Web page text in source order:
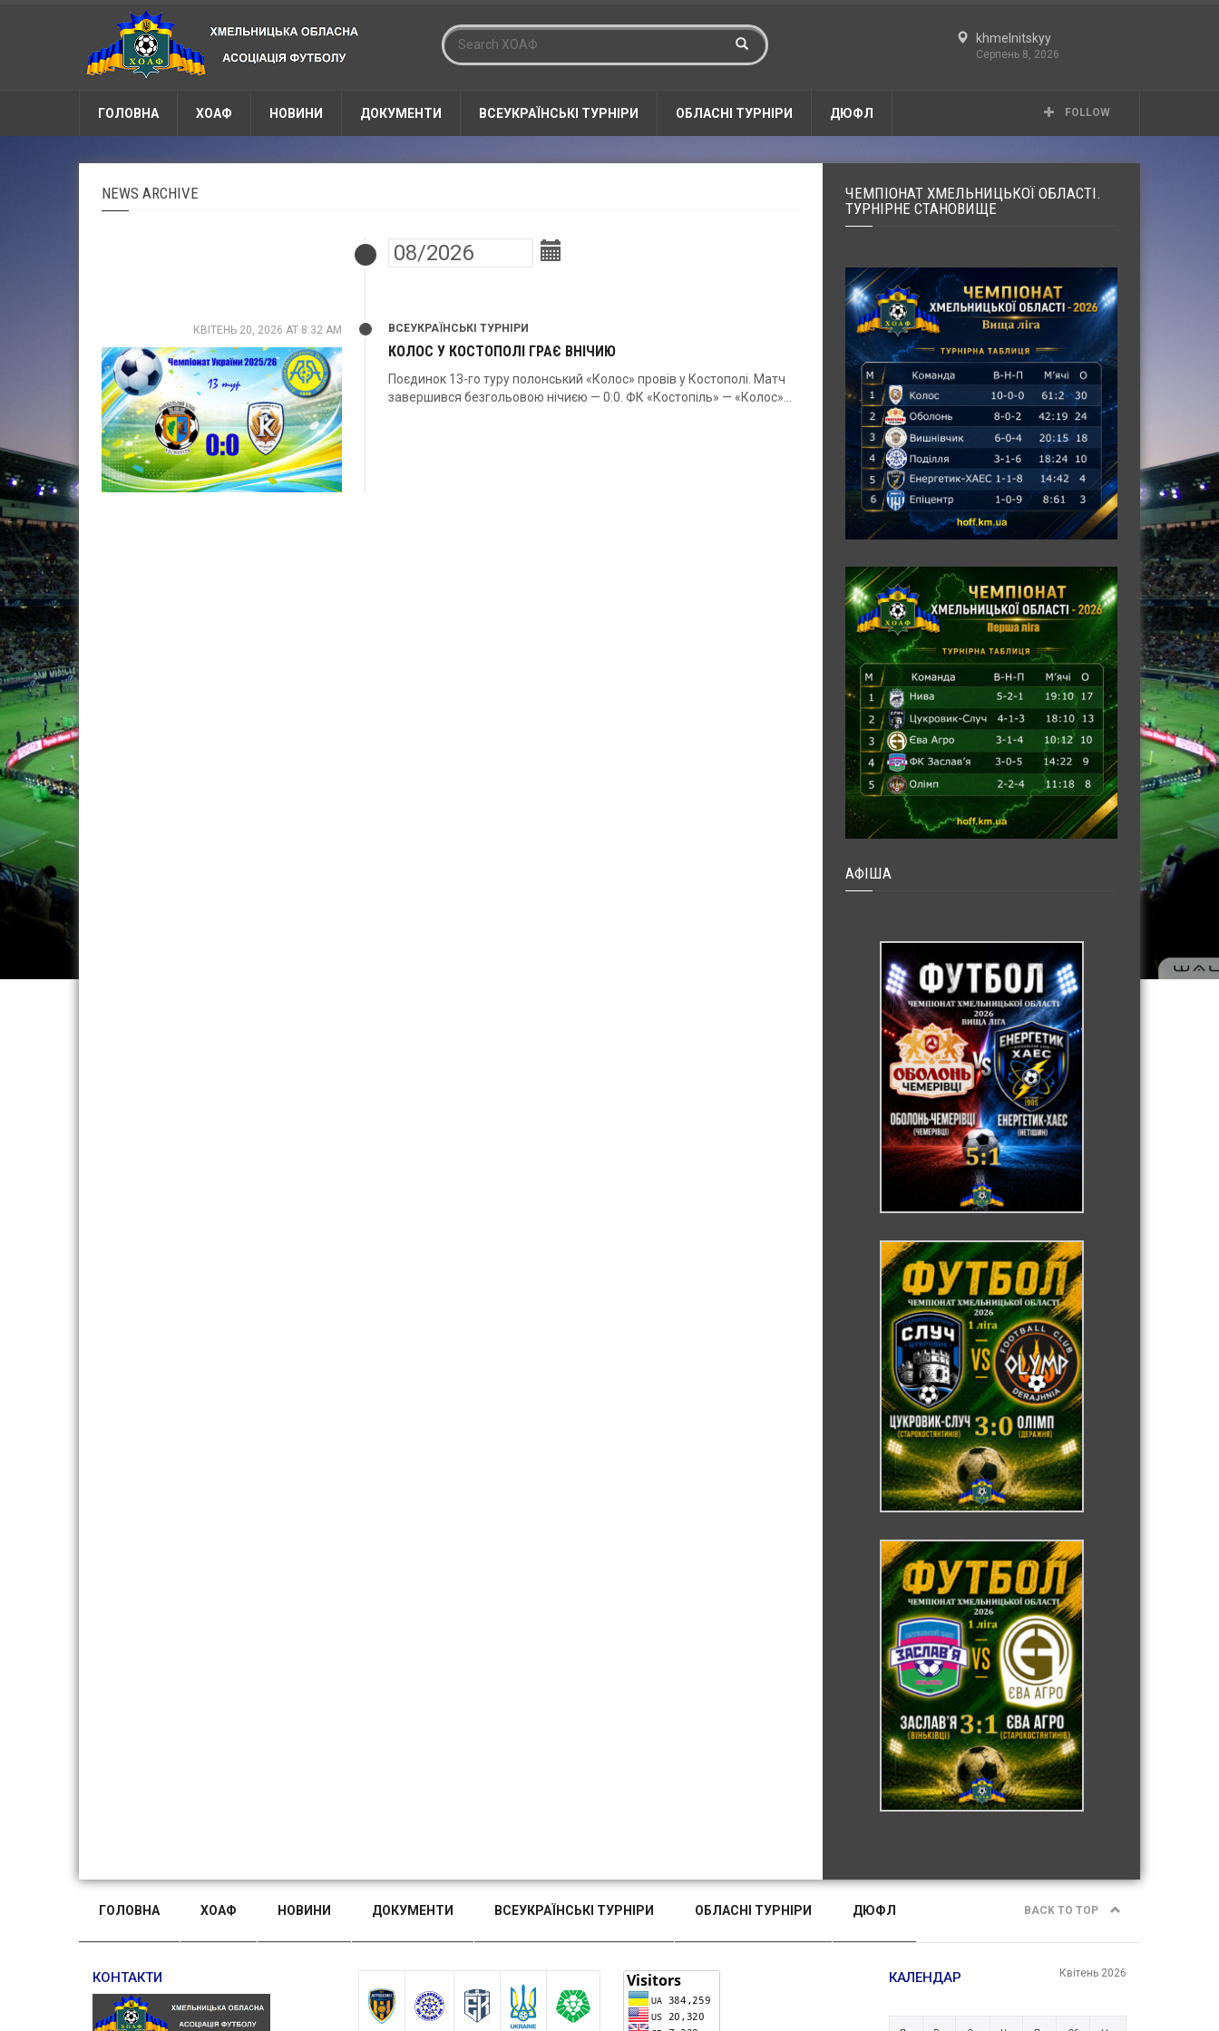
khmelnitskyy
Серпень 8, 2026
ГОЛОВНА ХОАФ НОВИНИ ДОКУМЕНТИ ВСЕУКРАЇНСЬКІ ТУРНІРИ ОБЛАСНІ ТУРНІРИ ДЮФЛ FOLLOW
NEWS ARCHIVE
КВІТЕНЬ 20, 2026 AT 8:32 AM ВСЕУКРАЇНСЬКІ ТУРНІРИ
КОЛОС У КОСТОПОЛІ ГРАЄ ВНІЧИЮ
Поєдинок 13-го туру полонський «Колос» провів у Костополі. Матч
завершився безгольовою нічиєю — 0:0. ФК «Костопіль» — «Колос»...
ЧЕМПІОНАТ ХМЕЛЬНИЦЬКОЇ ОБЛАСТІ.
ТУРНІРНЕ СТАНОВИЩЕ
АФІША
ГОЛОВНА ХОАФ НОВИНИ ДОКУМЕНТИ ВСЕУКРАЇНСЬКІ ТУРНІРИ ОБЛАСНІ ТУРНІРИ ДЮФЛ BACK TO TOP
КОНТАКТИ КАЛЕНДАР Квітень 2026